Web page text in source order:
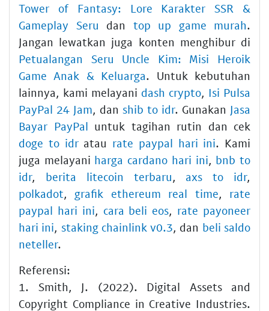
Tower of Fantasy: Lore Karakter SSR &
Gameplay Seru dan top up game murah.
Jangan lewatkan juga konten menghibur di
Petualangan Seru Uncle Kim: Misi Heroik
Game Anak & Keluarga. Untuk kebutuhan
lainnya, kami melayani dash crypto, Isi Pulsa
PayPal 24 Jam, dan shib to idr. Gunakan Jasa
Bayar PayPal untuk tagihan rutin dan cek
doge to idratau rate paypal hari ini. Kami
juga melayani harga cardano hari ini, bnb to
idr, berita litecoin terbaru, axs to idr,
polkadot, grafik ethereum real time, rate
paypal hari ini, cara beli eos, rate payoneer
hari ini, staking chainlink v0.3, dan beli saldo
neteller.
Referensi:
1. Smith, J. (2022). Digital Assets and
Copyright Compliance in Creative Industries.